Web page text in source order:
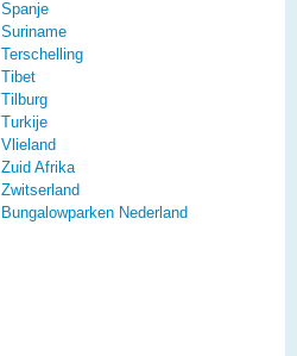
Spanje
Suriname
Terschelling
Tibet
Tilburg
Turkije
Vlieland
Zuid Afrika
Zwitserland
Bungalowparken Nederland